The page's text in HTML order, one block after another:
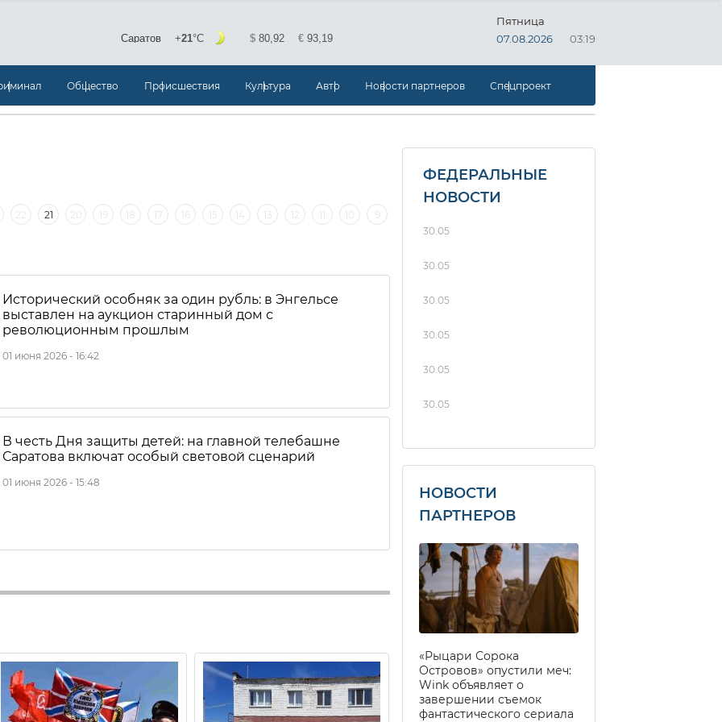
Пятница
07.08.2026
03:19
Общество Происшествия Культура Авто Новости партнеров Спецпроект
22 21 20 19 18 17 16 15 14 13 12 11 10 9
Исторический особняк за один рубль: в Энгельсе
выставлен на аукцион старинный дом с
революционным прошлым
01 июня 2026 - 16:42
В честь Дня защиты детей: на главной телебашне
Саратова включат особый световой сценарий
01 июня 2026 - 15:48
ФЕДЕРАЛЬНЫЕ
НОВОСТИ
30.05
30.05
30.05
30.05
30.05
30.05
НОВОСТИ
ПАРТНЕРОВ
«Рыцари Сорока
Островов» опустили меч:
Wink объявляет о
завершении съемок
фантастического сериала